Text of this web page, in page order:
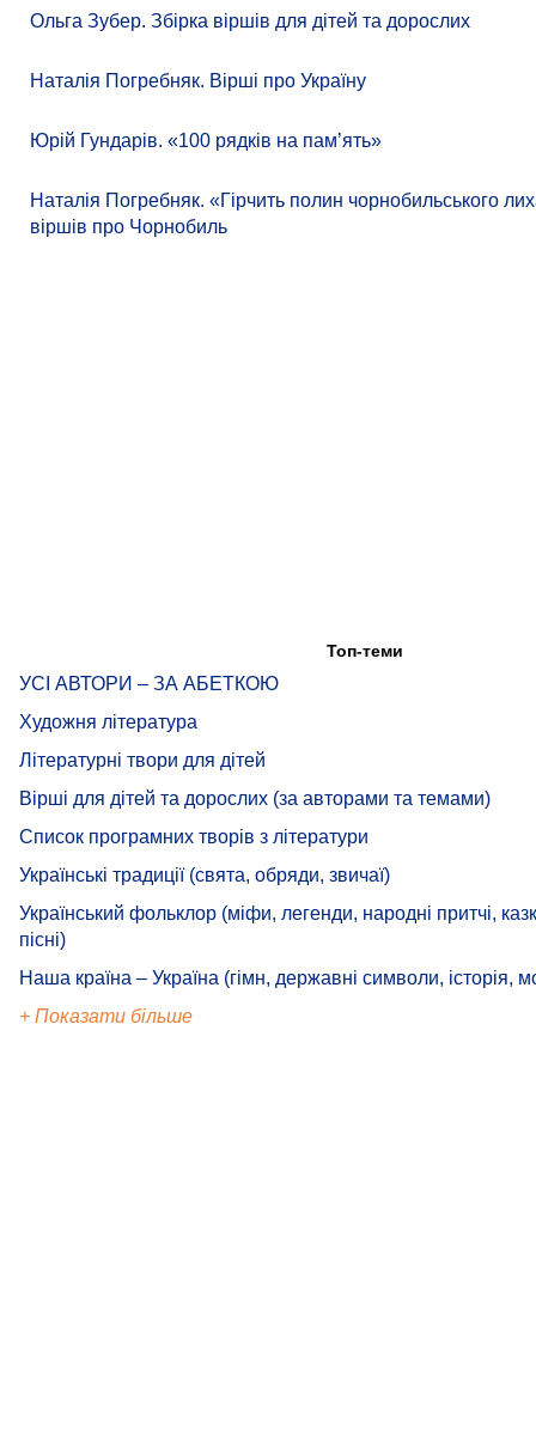
Ольга Зубер. Збірка віршів для дітей та дорослих
Наталія Погребняк. Вірші про Україну
Юрій Гундарів. «100 рядків на памʼять»
Наталія Погребняк. «Гірчить полин чорнобильського
віршів про Чорнобиль
Топ-теми
УСІ АВТОРИ – ЗА АБЕТКОЮ
Художня література
Літературні твори для дітей
Вірші для дітей та дорослих (за авторами та темами)
Список програмних творів з літератури
Українські традиції (свята, обряди, звичаї)
Український фольклор (міфи, легенди, народні притчі,
пісні)
Наша країна – Україна (гімн, державні символи, історія,
+ Показати більше